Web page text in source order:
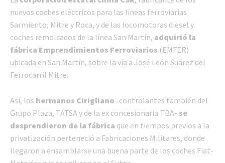
nuevos coches eléctricos para las líneas ferroviarias
Sarmiento, Mitre y Roca, y de las locomotoras diesel y
coches remolcados de la línea San Martín, adquirió la
fábrica Emprendimientos Ferroviarios (EMFER)
ubicada en San Martín, sobre la vía a José León Suárez del
Ferrocarril Mitre.
Así, los hermanos Cirigliano -controlantes también del
Grupo Plaza, TATSA y de la ex concesionaria TBA- se
desprendieron de la fábrica que en tiempos previos a la
privatización perteneció a Fabricaciones Militares, donde
llegaron a ensamblarse una buena parte de los coches Fiat-